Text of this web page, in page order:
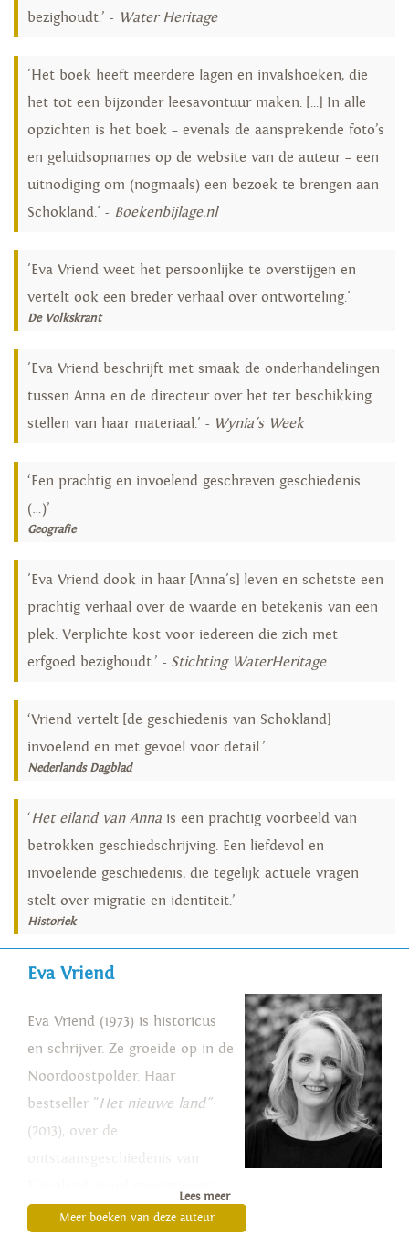
bezighoudt.’ - Water Heritage
'Het boek heeft meerdere lagen en invalshoeken, die
het tot een bijzonder leesavontuur maken. [...] In alle
opzichten is het boek – evenals de aansprekende foto’s
en geluidsopnames op de website van de auteur – een
uitnodiging om (nogmaals) een bezoek te brengen aan
Schokland.' - Boekenbijlage.nl
'Eva Vriend weet het persoonlijke te overstijgen en
vertelt ook een breder verhaal over ontworteling.'
De Volkskrant
'Eva Vriend beschrijft met smaak de onderhandelingen
tussen Anna en de directeur over het ter beschikking
stellen van haar materiaal.' - Wynia's Week
‘Een prachtig en invoelend geschreven geschiedenis
(…)’
Geografie
'Eva Vriend dook in haar [Anna's] leven en schetste een
prachtig verhaal over de waarde en betekenis van een
plek. Verplichte kost voor iedereen die zich met
erfgoed bezighoudt.’ - Stichting WaterHeritage
‘Vriend vertelt [de geschiedenis van Schokland]
invoelend en met gevoel voor detail.’
Nederlands Dagblad
‘Het eiland van Anna is een prachtig voorbeeld van
betrokken geschiedschrijving. Een liefdevol en
invoelende geschiedenis, die tegelijk actuele vragen
stelt over migratie en identiteit.’
Historiek
Eva Vriend
Eva Vriend (1973) is historicus
en schrijver. Ze groeide op in de
Noordoostpolder. Haar
bestseller "Het nieuwe land"
(2013), over de
voor de Brusseprijs en de Libris
Lees meer
Meer boeken van deze auteur